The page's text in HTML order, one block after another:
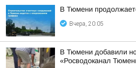
В Тюмени
Вчера, 20:05
В Тюмени добавили
«Росводоканал